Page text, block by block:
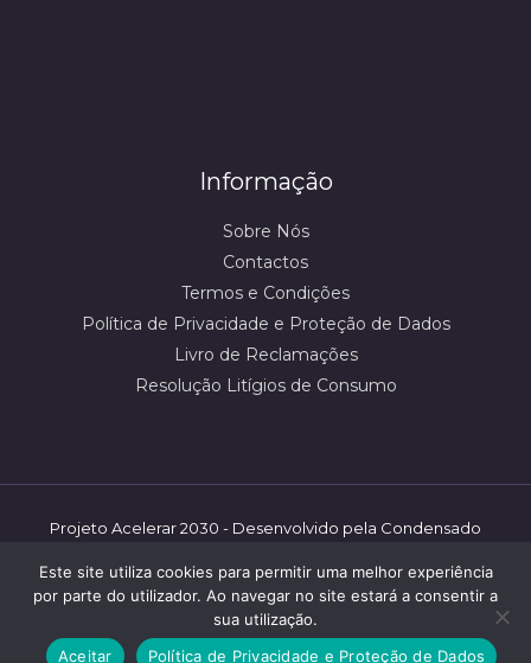
Informação
Sobre Nós
Contactos
Termos e Condições
Política de Privacidade e Proteção de Dados
Livro de Reclamações
Resolução Litígios de Consumo
Projeto Acelerar 2030 - Desenvolvido pela Condensado
direitos reservados.
Este site utiliza cookies para permitir uma melhor experiência
por parte do utilizador. Ao navegar no site estará a consentir a
sua utilização.
Aceitar
Política de Privacidade e Proteção de Dados